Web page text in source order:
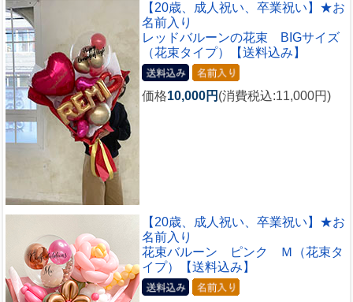
【20歳、成人祝い、卒業祝い】★お
名前入り
レッドバルーンの花束 BIGサイズ
（花束タイプ）【送料込み】
価格10,000円 (消費税込:11,000円)
【20歳、成人祝い、卒業祝い】★お
名前入り
花束バルーン ピンク Ｍ（花束タ
イプ）【送料込み】